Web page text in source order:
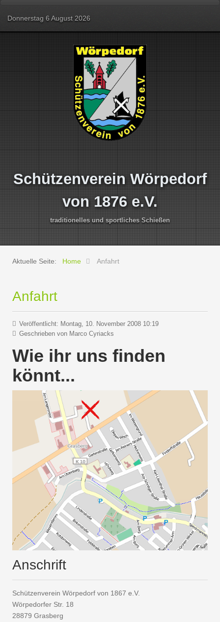
Donnerstag 6 August 2026
Schützenverein Wörpedorf
von 1876 e.V.
traditionelles und sportliches Schießen
Aktuelle Seite: Home Anfahrt
Anfahrt
Veröffentlicht: Montag, 10. November 2008 10:19
Geschrieben von Marco Cyriacks
Wie ihr uns finden
könnt...
Anschrift
Schützenverein Wörpedorf von 1867 e.V.
Wörpedorfer Str. 18
28879 Grasberg